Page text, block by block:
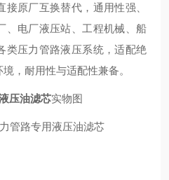
原厂互换替代，通用性强、
、电厂液压站、工程机械、船
类压力管路液压系统，适配绝
，耐用性与适配性兼备。
压油滤芯实物图